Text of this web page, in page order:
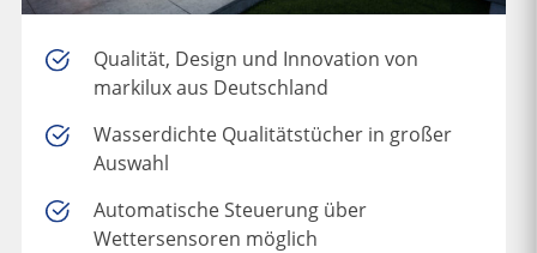
Qualität, Design und Innovation von
markilux aus Deutschland
Wasserdichte Qualitätstücher in großer
Auswahl
Automatische Steuerung über
Wettersensoren möglich